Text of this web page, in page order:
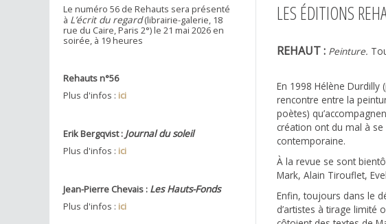
Le numéro 56 de Rehauts sera présenté
à L’écrit du regard(librairie-galerie, 18
rue du Caire, Paris 2°) le 21 mai 2026 en
soirée, à 19 heures
Rehauts n°56
Plus d'infos : ici
Erik Bergqvist : Journal du soleil
Plus d'infos : ici
Jean-Pierre Chevais : Les Hauts-Fonds
Plus d'infos : ici
LES ÉDITIONS
REHAUT : Peinture.
En 1998 Hélène Durdilly
rencontre entre la
poètes)
création ont du mal à
contemporaine.
À la revue se sont
Mark, Alain Tirouflet,
Enfin, toujours dans le
d’artistes à tirage limité